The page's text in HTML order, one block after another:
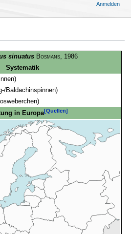
sinuatus Bosmans, 1986
Systematik
Baldachinspinnen)
in Europa[Quellen]
Anmelden